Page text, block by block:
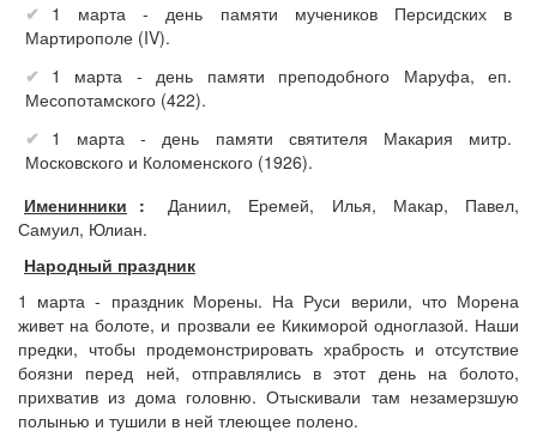
1 марта - день памяти мучеников Персидских в
Мартирополе (IV).
1 марта - день памяти преподобного Маруфа, еп.
Месопотамского (422).
1 марта - день памяти святителя Макария митр.
Московского и Коломенского (1926).
Именинники :
Даниил, Еремей, Илья, Макар, Павел,
Самуил, Юлиан.
Народный праздник
1 марта - праздник Морены. На Руси верили, что Морена
живет на болоте, и прозвали ее Кикиморой одноглазой. Наши
предки, чтобы продемонстрировать храбрость и отсутствие
боязни перед ней, отправлялись в этот день на болото,
прихватив из дома головню. Отыскивали там незамерзшую
полынью и тушили в ней тлеющее полено.